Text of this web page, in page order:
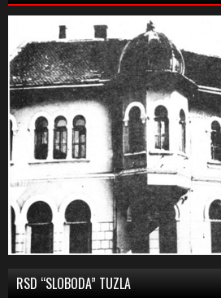
RSD “SLOBODA” TUZLA